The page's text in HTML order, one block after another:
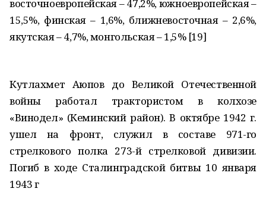
восточноевропейская – 47,2%, южноевропейская –
15,5%, финская – 1,6%, ближневосточная – 2,6%,
якутская – 4,7%, монгольская – 1,5% [19]
Кутлахмет Аюпов до Великой Отечественной
войны работал трактористом в колхозе
«Винодел» (Кеминский район). В октябре 1942 г.
ушел на фронт, служил в составе 971-го
стрелкового полка 273-й стрелковой дивизии.
Погиб в ходе Сталинградской битвы 10 января
1943 г